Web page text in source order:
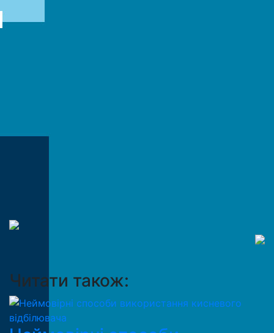
Читати також: